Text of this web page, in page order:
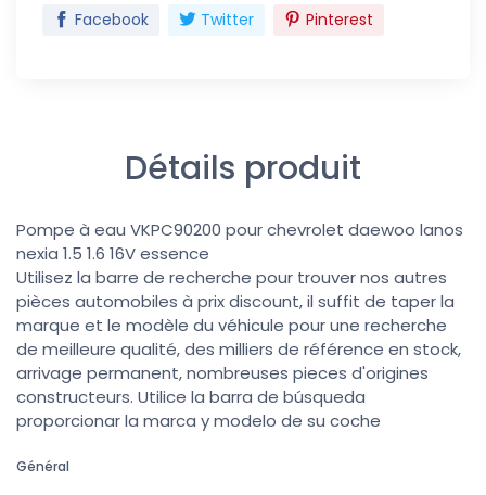
Facebook Twitter Pinterest
Détails produit
Pompe à eau VKPC90200 pour chevrolet daewoo lanos
nexia 1.5 1.6 16V essence
Utilisez la barre de recherche pour trouver nos autres
pièces automobiles à prix discount, il suffit de taper la
marque et le modèle du véhicule pour une recherche
de meilleure qualité, des milliers de référence en stock,
arrivage permanent, nombreuses pieces d'origines
constructeurs. Utilice la barra de búsqueda
proporcionar la marca y modelo de su coche
Général